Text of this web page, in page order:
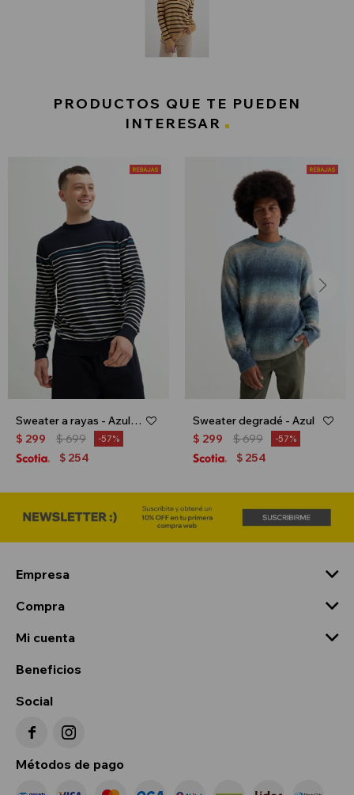
PRODUCTOS QUE TE PUEDEN
INTERESAR
Sweater a rayas - Azul marino
$ 299 $699 57
$ 254
Sweater degradé - Azul
$ 299 $699 57
$ 254
Empresa
Compra
Mi cuenta
Beneficios
Social
 
Métodos de pago